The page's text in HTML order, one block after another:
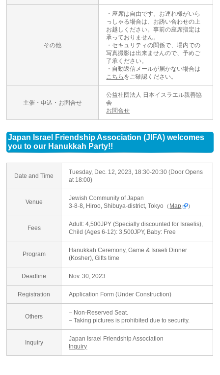
その他
・座席は自由です。お連れ様がいら
っしゃる場合は、お誘い合わせの上
お越しください。事前の座席指定は
承っておりません。
・セキュリティの関係で、場内での
写真撮影は出来ませんので、予めご
了承ください。
・自動返信メールが届かない場合は
こちら をご確認ください。
主催・申込・お問合せ
公益社団法人 日本イスラエル親善協
会
お問合せ
Japan Israel Friendship Association (JIFA) welcomes
you to our Hanukkah Party!!
Date and Time
Tuesday, Dec. 12, 2023, 18:30-20:30 (Door Opens
at 18:00)
Venue
Jewish Community of Japan
3-8-8, Hiroo, Shibuya-district, Tokyo（ Map ）
Fees
Adult: 4,500JPY (Specially discounted for Israelis),
Child (Ages 6-12): 3,500JPY, Baby: Free
Program
Hanukkah Ceremony, Game & Israeli Dinner
(Kosher), Gifts time
Deadline Nov. 30, 2023
Registration Application Form (Under Construction)
Others
– Non-Reserved Seat.
– Taking pictures is prohibited due to security.
Inquiry
Japan Israel Friendship Association
Inquiry